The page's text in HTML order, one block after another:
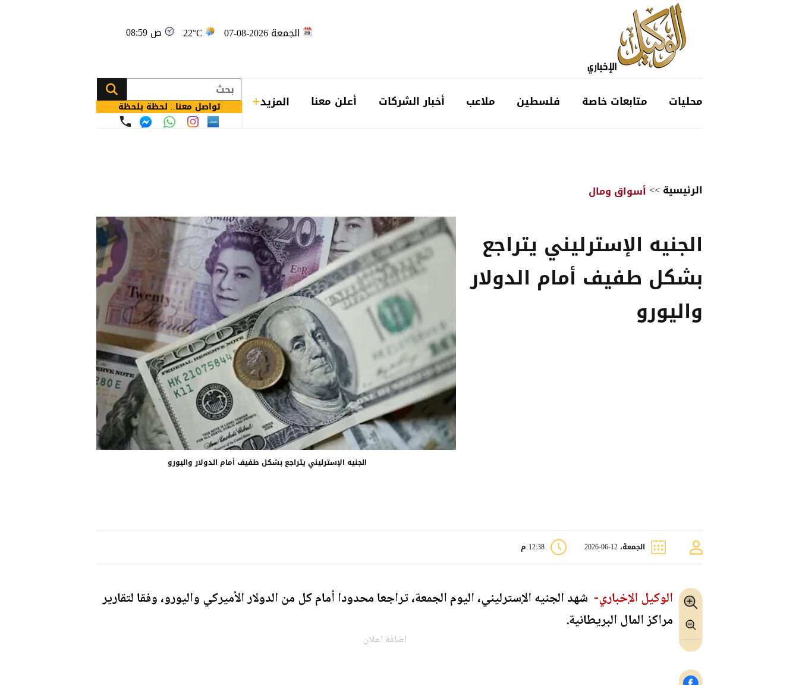
الجمعة 2026-08-07 22°C 08:59 ص
محليات متابعات خاصة فلسطين ملاعب أخبار الشركات أعلن معنا المزيد تواصل معنا.. لحظة بلحظة
الرئيسية>>أسواق ومال
الجنيه الإسترليني يتراجع
بشكل طفيف أمام الدولار
واليورو
الجنيه الإسترليني يتراجع بشكل طفيف أمام الدولار واليورو
الجمعة، 12-06-2026 12:38 م
الوكيل الإخباري- شهد الجنيه الإسترليني، اليوم الجمعة، تراجعا محدودا أمام كل من الدولار الأميركي واليورو، وفقا لتقارير
مراكز المال البريطانية.
اضافة اعلان